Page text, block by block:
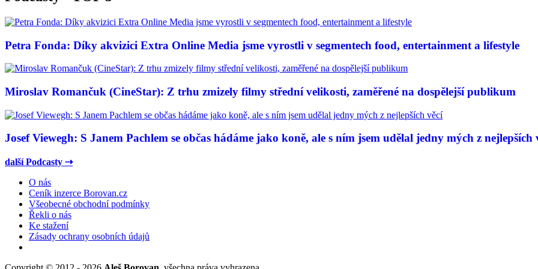
Petra Fonda: Díky akvizici Extra Online Media jsme vyrostli v segmentech food, entertainment a lifestyle
Miroslav Romančuk (CineStar): Z trhu zmizely filmy střední velikosti, zaměřené na dospělejší publikum
Josef Viewegh: S Janem Pachlem se občas hádáme jako koně, ale s ním jsem udělal jedny mých z nejlepších
další Podcasty ⇢
O nás
Ceník inzerce Borovan.cz
Všeobecné obchodní podmínky
Řekli o nás
Ke stažení
Zásady ochrany osobních údajů